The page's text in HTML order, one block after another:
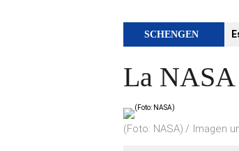
SCHENGEN
La NASA
(Foto: NASA) Imagen